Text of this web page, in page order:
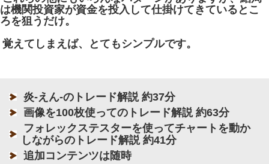
は機関投資家が資金を投入して仕掛けてきているとこ
ろを狙うだけ。
覚えてしまえば、とてもシンプルです。
炎-えん-のトレード解説 約37分
画像を100枚使ってのトレード解説 約63分
フォレックステスターを使ってチャートを動か
しながらのトレード解説 約41分
追加コンテンツは随時